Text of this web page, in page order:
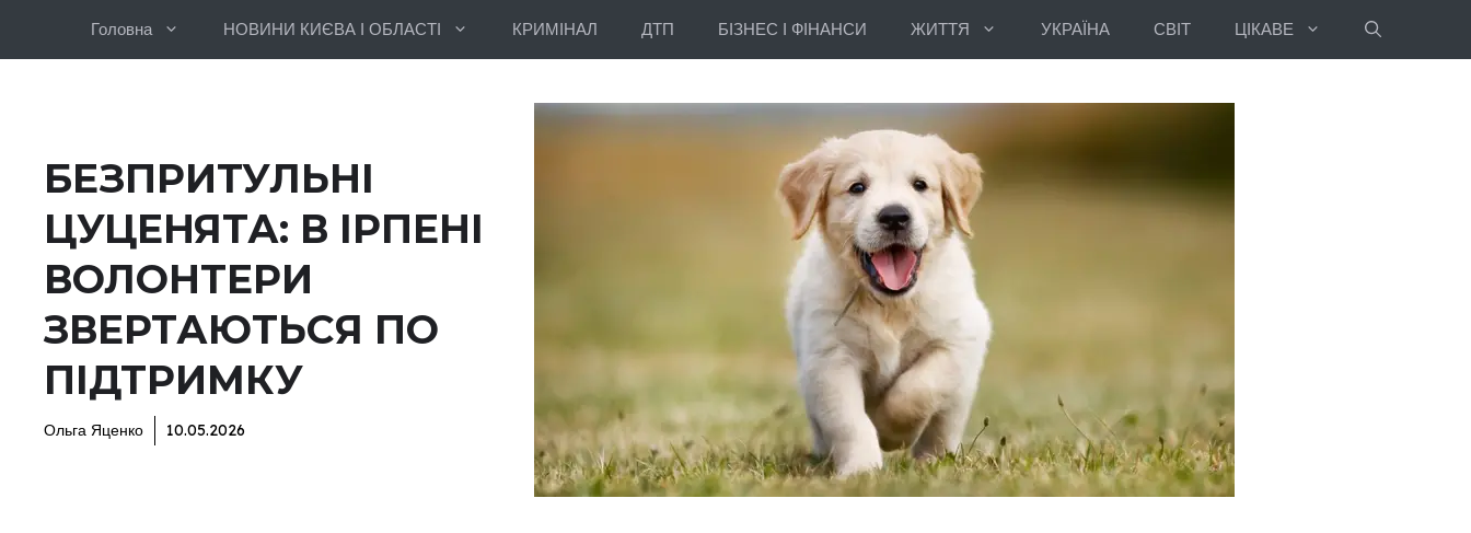
Головна НОВИНИ КИЄВА І ОБЛАСТІ КРИМІНАЛ ДТП БІЗНЕС І ФІНАНСИ ЖИТТЯ УКРАЇНА СВІТ ЦІКАВЕ
БЕЗПРИТУЛЬНІ
ЦУЦЕНЯТА: В ІРПЕНІ
ВОЛОНТЕРИ
ЗВЕРТАЮТЬСЯ ПО
ПІДТРИМКУ
Ольга Яценко 10.05.2026